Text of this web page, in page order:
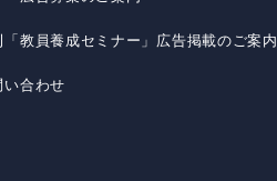
「教員養成セミナー」広告掲載のご案内
い合わせ